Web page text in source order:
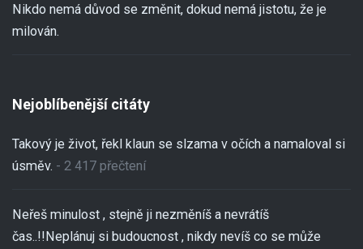
Nikdo nemá důvod se změnit, dokud nemá jistotu, že je
milován.
Nejoblíbenější citáty
Takový je život, řekl klaun se slzama v očích a namaloval si
úsměv. - 2 417 přečtení
Neřeš minulost , stejně ji nezměníš a nevrátíš
čas..!!Neplánuj si budoucnost , nikdy nevíš co se může